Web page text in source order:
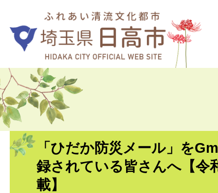
「ひだか防災メール」を
録されている皆さんへ【令
載】